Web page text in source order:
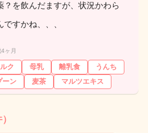
？を飲んだますが、状況かわら
すかね、、、
ヶ月
ク 母乳 離乳食
うんち
ーン 麦茶 マルツエキス